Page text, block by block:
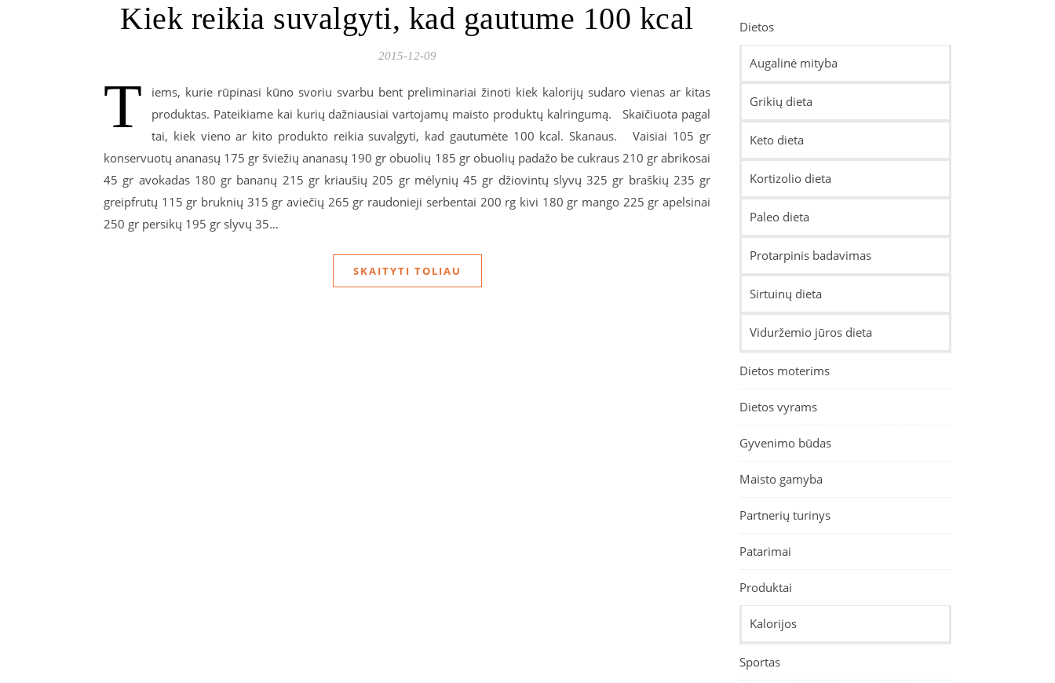
Kiek reikia suvalgyti, kad gautume 100 kcal
2015-12-09
T
iems, kurie rūpinasi kūno svoriu svarbu bent preliminariai žinoti kiek kalorijų sudaro vienas ar kitas
produktas. Pateikiame kai kurių dažniausiai vartojamų maisto produktų kalringumą. Skaičiuota pagal
tai, kiek vieno ar kito produkto reikia suvalgyti, kad gautumėte 100 kcal. Skanaus. Vaisiai 105 gr
konservuotų ananasų 175 gr šviežių ananasų 190 gr obuolių 185 gr obuolių padažo be cukraus 210 gr abrikosai
45 gr avokadas 180 gr bananų 215 gr kriaušių 205 gr mėlynių 45 gr džiovintų slyvų 325 gr braškių 235 gr
greipfrutų 115 gr bruknių 315 gr aviečių 265 gr raudonieji serbentai 200 rg kivi 180 gr mango 225 gr apelsinai
250 gr persikų 195 gr slyvų 35…
SKAITYTI TOLIAU
Dietos
Augalinė mityba
Grikių dieta
Keto dieta
Kortizolio dieta
Paleo dieta
Protarpinis badavimas
Sirtuinų dieta
Viduržemio jūros dieta
Dietos moterims
Dietos vyrams
Gyvenimo būdas
Maisto gamyba
Partnerių turinys
Patarimai
Produktai
Kalorijos
Sportas